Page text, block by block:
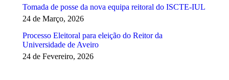
Tomada de posse da nova equipa reitoral do ISCTE-IUL
24 de Março, 2026
Processo Eleitoral para eleição do Reitor da
Universidade de Aveiro
24 de Fevereiro, 2026